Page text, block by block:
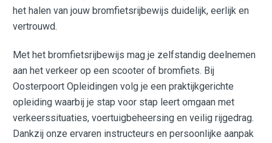
het halen van jouw bromfietsrijbewijs duidelijk, eerlijk en
vertrouwd.
Met het bromfietsrijbewijs mag je zelfstandig deelnemen
aan het verkeer op een scooter of bromfiets. Bij
Oosterpoort Opleidingen volg je een praktijkgerichte
opleiding waarbij je stap voor stap leert omgaan met
verkeerssituaties, voertuigbeheersing en veilig rijgedrag.
Dankzij onze ervaren instructeurs en persoonlijke aanpak